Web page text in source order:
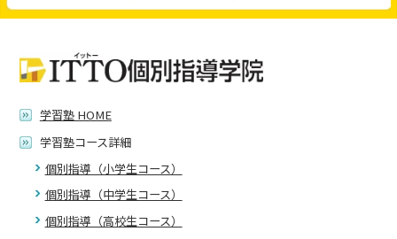
学習塾 HOME
学習塾コース詳細
個別指導（小学生コース）
個別指導（中学生コース）
個別指導（高校生コース）